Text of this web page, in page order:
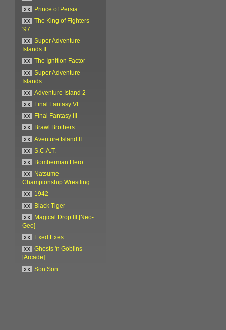
xx
Prince of Persia
xx
The King of Fighters
'97
xx
Super Adventure
Islands II
xx
The Ignition Factor
xx
Super Adventure
Islands
xx
Adventure Island 2
xx
Final Fantasy VI
xx
Final Fantasy III
xx
Brawl Brothers
xx
Aventure Island II
xx
S.C.A.T.
xx
Bomberman Hero
xx
Natsume
Championship Wrestling
xx
1942
xx
Black Tiger
xx
Magical Drop III [Neo-
Geo]
xx
Exed Exes
xx
Ghosts 'n Goblins
[Arcade]
xx
Son Son